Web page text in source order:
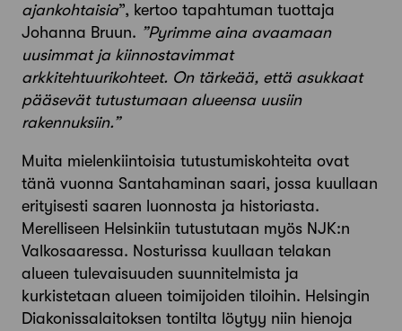
ajankohtaisia”, kertoo tapahtuman tuottaja
Johanna Bruun. ”Pyrimme aina avaamaan
uusimmat ja kiinnostavimmat
arkkitehtuurikohteet. On tärkeää, että asukkaat
pääsevät tutustumaan alueensa uusiin
rakennuksiin.”
Muita mielenkiintoisia tutustumiskohteita ovat
tänä vuonna Santahaminan saari, jossa kuullaan
erityisesti saaren luonnosta ja historiasta.
Merelliseen Helsinkiin tutustutaan myös NJK:n
Valkosaaressa. Nosturissa kuullaan telakan
alueen tulevaisuuden suunnitelmista ja
kurkistetaan alueen toimijoiden tiloihin. Helsingin
Diakonissalaitoksen tontilta löytyy niin hienoja